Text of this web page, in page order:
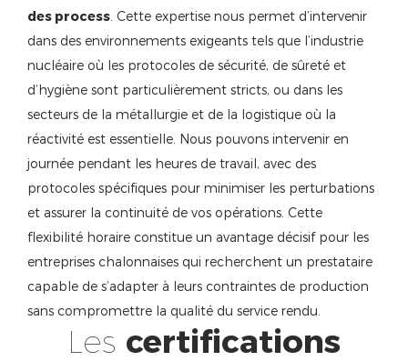
des process . Cette expertise nous permet d’intervenir
dans des environnements exigeants tels que l’industrie
nucléaire où les protocoles de sécurité, de sûreté et
d’hygiène sont particulièrement stricts, ou dans les
secteurs de la métallurgie et de la logistique où la
réactivité est essentielle. Nous pouvons intervenir en
journée pendant les heures de travail, avec des
protocoles spécifiques pour minimiser les perturbations
et assurer la continuité de vos opérations. Cette
flexibilité horaire constitue un avantage décisif pour les
entreprises chalonnaises qui recherchent un prestataire
capable de s’adapter à leurs contraintes de production
sans compromettre la qualité du service rendu.
Les certifications